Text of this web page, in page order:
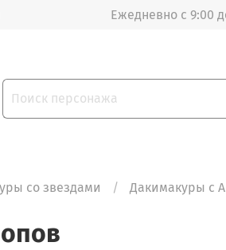
Ежедневно с 9:00
со звездами Дакимакуры с